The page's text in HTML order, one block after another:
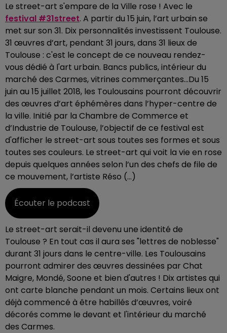
Le street-art s'empare de la Ville rose ! Avec le
festival #31street. A partir du 15 juin, l’art urbain se
met sur son 31. Dix personnalités investissent Toulouse.
31 œuvres d’art, pendant 31 jours, dans 31 lieux de
Toulouse : c'est le concept de ce nouveau rendez-
vous dédié à l'art urbain. Bancs publics, intérieur du
marché des Carmes, vitrines commerçantes...Du 15
juin au 15 juillet 2018, les Toulousains pourront découvrir
des œuvres d’art éphémères dans l’hyper-centre de
la ville. Initié par la Chambre de Commerce et
d’Industrie de Toulouse, l’objectif de ce festival est
d'afficher le street-art sous toutes ses formes et sous
toutes ses couleurs. Le street-art qui voit la vie en rose
depuis quelques années selon l’un des chefs de file de
ce mouvement, l’artiste Réso (…)
Écouter le podcast
Le street-art serait-il devenu une identité de
Toulouse ? En tout cas il aura ses "lettres de noblesse"
durant 31 jours dans le centre-ville. Les Toulousains
pourront admirer des œuvres dessinées par Chat
Maigre, Mondé, Soone et bien d'autres ! Dix artistes qui
ont carte blanche pendant un mois. Certains lieux ont
déjà commencé à être habillés d’œuvres, voiré
décorés comme le devant et l'intérieur du marché
des Carmes.